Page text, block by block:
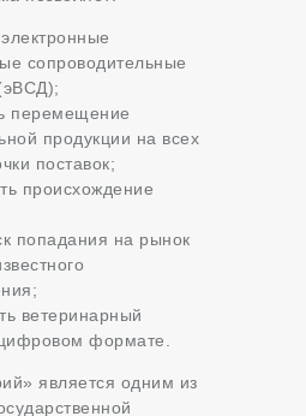
сопроводительные
перемещение
продукции на всех
поставок;
происхождение
попадания на рынок
ветеринарный
формате.
является одним из